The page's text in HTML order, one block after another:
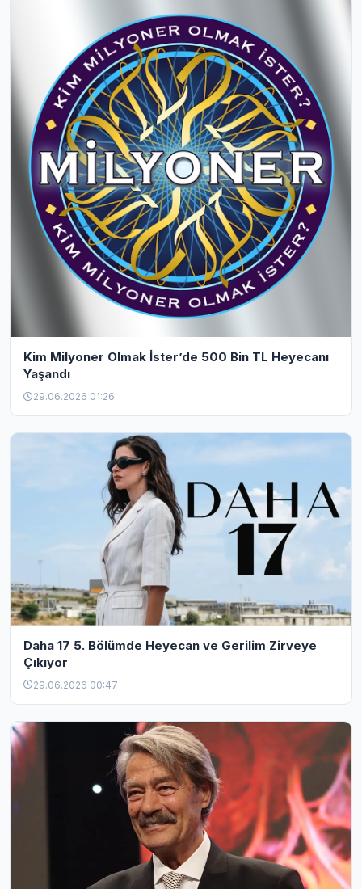
Kim Milyoner Olmak İster’de 500 Bin TL Heyecanı
Yaşandı
29.06.2026 01:26
Daha 17 5. Bölümde Heyecan ve Gerilim Zirveye
Çıkıyor
29.06.2026 00:47